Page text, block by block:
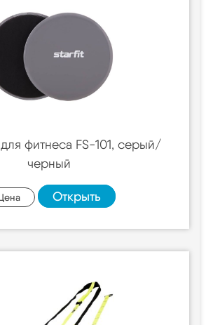
фитнеса FS-101, серый/
черный
Открыть